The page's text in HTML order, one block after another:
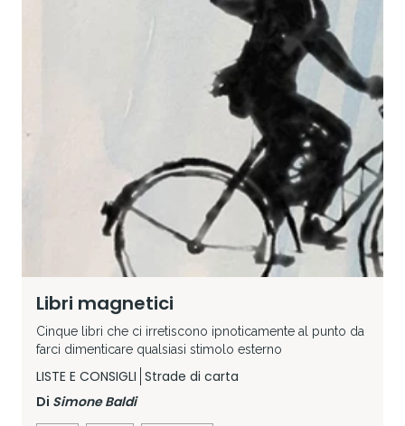
Libri magnetici
Cinque libri che ci irretiscono ipnoticamente al punto da
farci dimenticare qualsiasi stimolo esterno
LISTE E CONSIGLI Strade di carta
Di Simone Baldi